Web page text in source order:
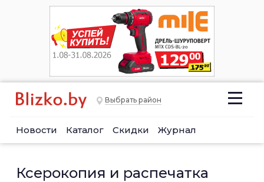
Выбрать район
Новости Каталог Скидки Журнал
Ксерокопия и распечатка